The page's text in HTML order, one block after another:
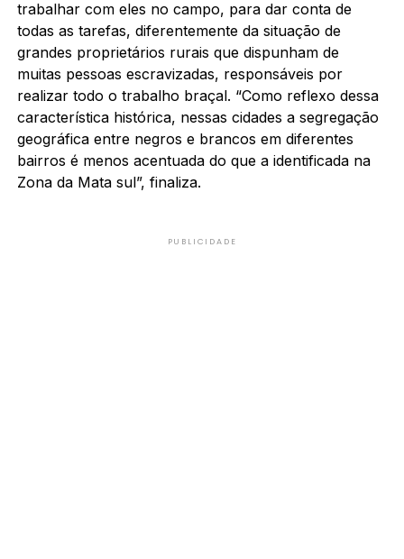
trabalhar com eles no campo, para dar conta de
todas as tarefas, diferentemente da situação de
grandes proprietários rurais que dispunham de
muitas pessoas escravizadas, responsáveis por
realizar todo o trabalho braçal. “Como reflexo dessa
característica histórica, nessas cidades a segregação
geográfica entre negros e brancos em diferentes
bairros é menos acentuada do que a identificada na
Zona da Mata sul”, finaliza.
PUBLICIDADE